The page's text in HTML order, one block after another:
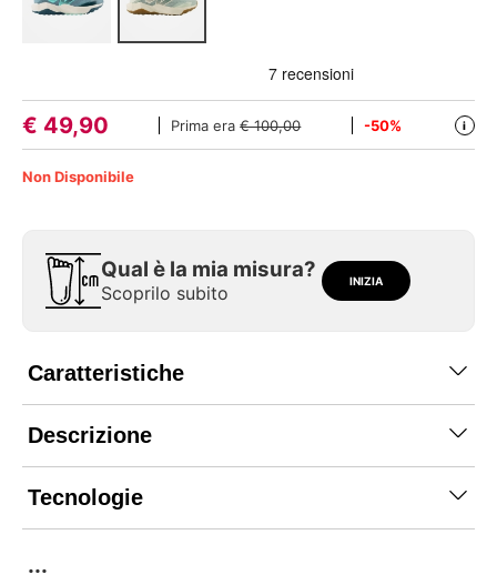
€ 49,90 Prima era€ 100,00 -50% i
Non Disponibile
Qual è la mia misura?
Scoprilo subito
INIZIA
Caratteristiche
Descrizione
Tecnologie
...